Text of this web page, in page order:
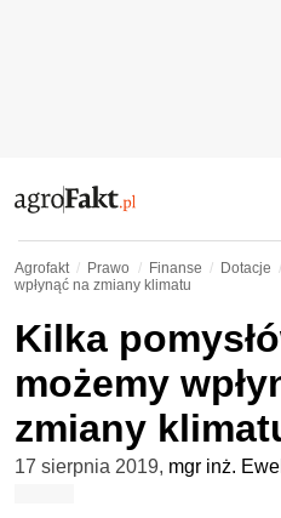
Agrofakt Prawo Finanse Dotacje
wpłynąć na zmiany klimatu
Kilka
możemy
zmiany
17 sierpnia 2019, mgr inż.